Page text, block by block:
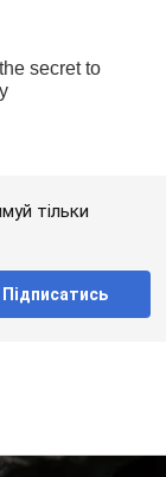
тільки
Підписатись